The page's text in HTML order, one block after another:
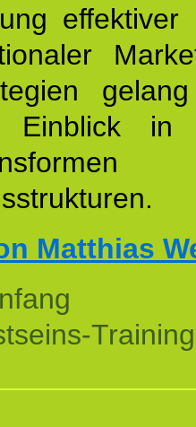
effektiver
Einblick in
Matthias